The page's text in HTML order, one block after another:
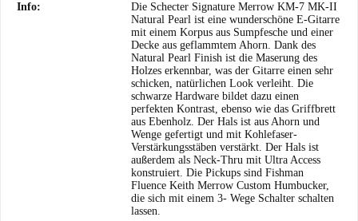
Info:
Die Schecter Signature Merrow KM-7 MK-II
Natural Pearl ist eine wunderschöne E-Gitarre
mit einem Korpus aus Sumpfesche und einer
Decke aus geflammtem Ahorn. Dank des
Natural Pearl Finish ist die Maserung des
Holzes erkennbar, was der Gitarre einen sehr
schicken, natürlichen Look verleiht. Die
schwarze Hardware bildet dazu einen
perfekten Kontrast, ebenso wie das Griffbrett
aus Ebenholz. Der Hals ist aus Ahorn und
Wenge gefertigt und mit Kohlefaser-
Verstärkungsstäben verstärkt. Der Hals ist
außerdem als Neck-Thru mit Ultra Access
konstruiert. Die Pickups sind Fishman
Fluence Keith Merrow Custom Humbucker,
die sich mit einem 3- Wege Schalter schalten
lassen.